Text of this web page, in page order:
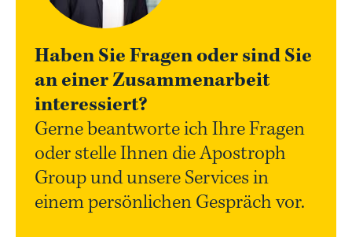
Haben Sie Fragen oder sind Sie
an einer Zusammenarbeit
interessiert?
Gerne beantworte ich Ihre Fragen
oder stelle Ihnen die Apostroph
Group und unsere Services in
einem persönlichen Gespräch vor.